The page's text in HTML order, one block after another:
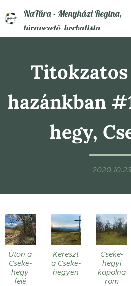
NaTúra - Menyházi Regina,
túravezető, herbalista
hazánkban
hegy,
2020.10.23
Úton a
Cseke-
hegy
felé
Kereszt
a Cseke-
hegyen
Cseke-
hegyi
kápolna
rom